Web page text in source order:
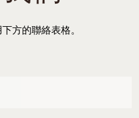
方的聯絡表格。